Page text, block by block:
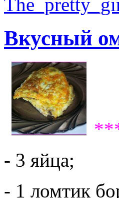
Вкусный
- 3 яйца;
- 1 ломтик